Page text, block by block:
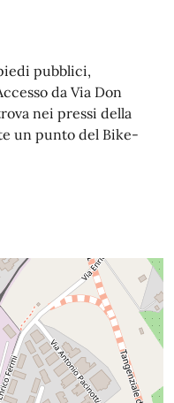
pubblici,
da Via Don
nei pressi della
un punto del Bike-